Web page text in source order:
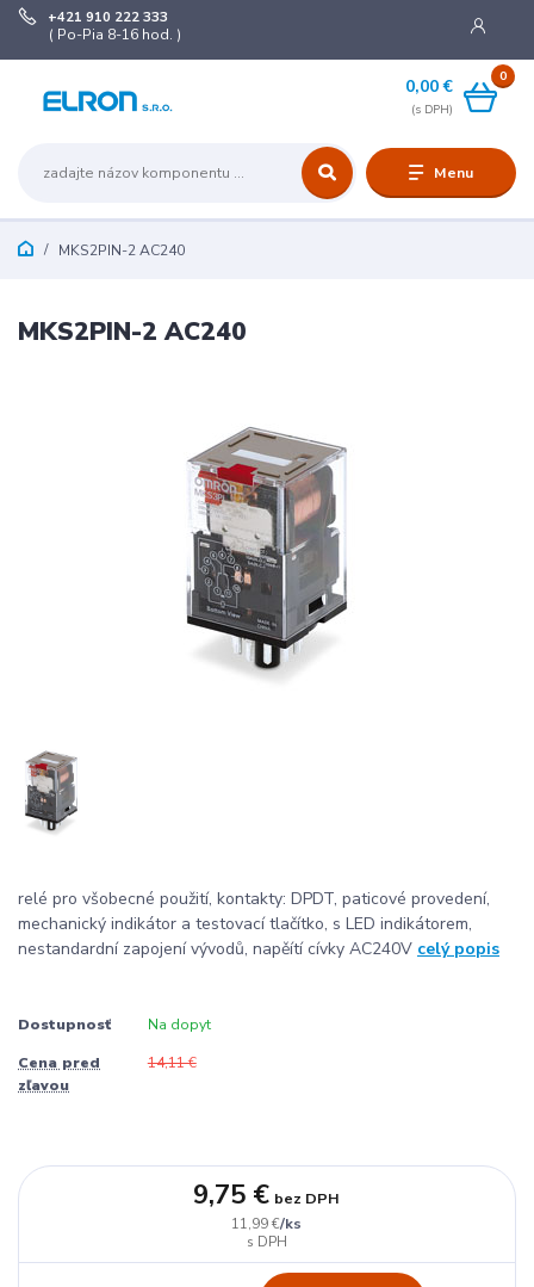
Menu
+421 910 222 333
( Po-Pia 8-16 hod. )
0
0,00 €
MKS2PIN-2 AC240
MKS2PIN-2 AC240
relé pro všobecné použití, kontakty: DPDT, paticové provedení,
mechanický indikátor a testovací tlačítko, s LED indikátorem,
nestandardní zapojení vývodů, napěítí cívky AC240V celý popis
Dostupnosť Na dopyt
Cena pred
zľavou
14,11 €
11,99 €/ks
9,75 € bez DPH